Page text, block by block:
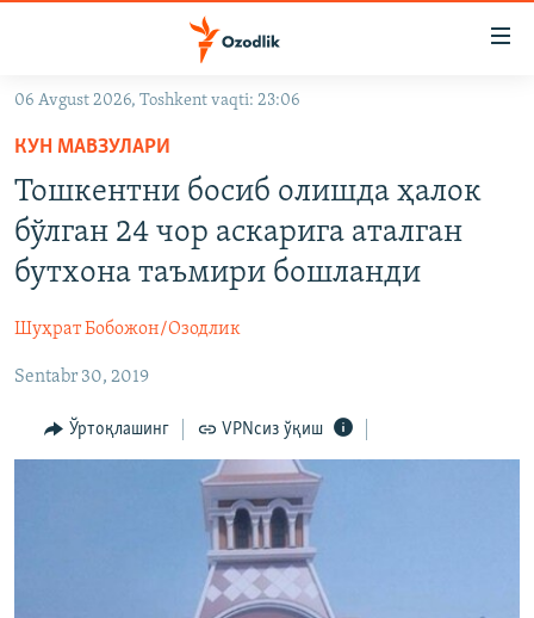
Асосий
навигацияга
ўтинг
Қидиришга
ўтинг
OZODARXIV
На русском
ИЖТИМОИЙ ТАРМОҚЛАР
Озодлик бошқа тилларда
06 Avgust 2026, Toshkent vaqti: 23:06
КУН МАВЗУЛАРИ
Тошкентни босиб олишда ҳалок
бўлган 24 чор аскарига аталган
бутхона таъмири бошланди
Шуҳрат Бобожон/Озодлик
Sentabr 30, 2019
Ўртоқлашинг VPNсиз ўқиш